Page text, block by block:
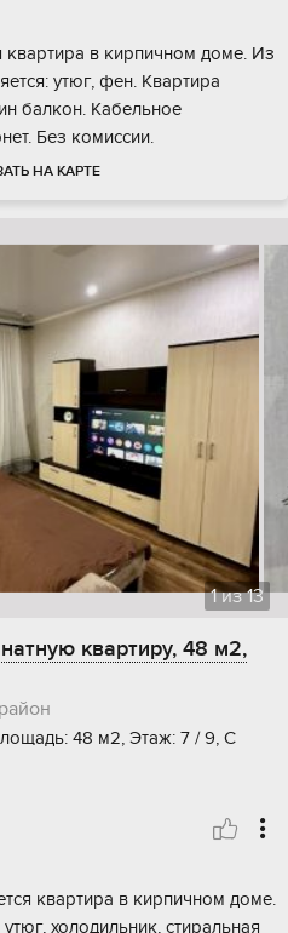
квартира в кирпичном доме. Из
утюг, фен. Квартира
балкон. Кабельное
Без комиссии.
НА КАРТЕ
1из13
квартиру, 48 м2,
48 м2, Этаж: 7 / 9, С
квартира в кирпичном доме.
холодильник, стиральная